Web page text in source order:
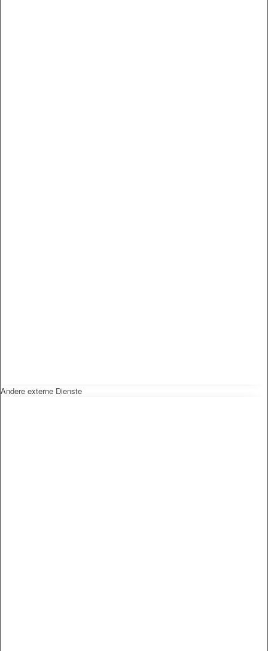
Andere externe Dienste